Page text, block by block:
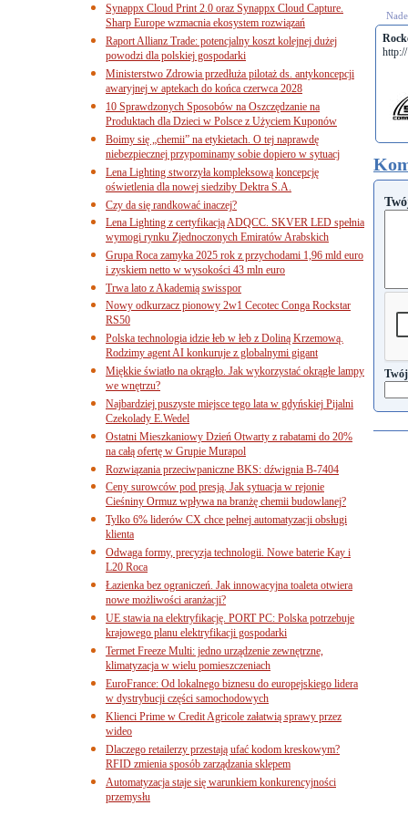
http://
Synappx Cloud Print 2.0 oraz Synappx Cloud Capture.
Sharp Europe wzmacnia ekosystem rozwiązań
Raport Allianz Trade: potencjalny koszt kolejnej dużej
powodzi dla polskiej gospodarki
Ministerstwo Zdrowia przedłuża pilotaż ds. antykoncepcji
awaryjnej w aptekach do końca czerwca 2028
10 Sprawdzonych Sposobów na Oszczędzanie na
Produktach dla Dzieci w Polsce z Użyciem Kuponów
Boimy się „chemii” na etykietach. O tej naprawdę
niebezpiecznej przypominamy sobie dopiero w sytuacj
Lena Lighting stworzyła kompleksową koncepcję
oświetlenia dla nowej siedziby Dektra S.A.
Czy da się randkować inaczej?
Lena Lighting z certyfikacją ADQCC. SKVER LED spełnia
wymogi rynku Zjednoczonych Emiratów Arabskich
Grupa Roca zamyka 2025 rok z przychodami 1,96 mld euro
i zyskiem netto w wysokości 43 mln euro
Trwa lato z Akademią swisspor
Nowy odkurzacz pionowy 2w1 Cecotec Conga Rockstar
RS50
Polska technologia idzie łeb w łeb z Doliną Krzemową.
Rodzimy agent AI konkuruje z globalnymi gigant
Miękkie światło na okrągło. Jak wykorzystać okrągłe lampy
we wnętrzu?
Najbardziej puszyste miejsce tego lata w gdyńskiej Pijalni
Czekolady E.Wedel
Ostatni Mieszkaniowy Dzień Otwarty z rabatami do 20%
na całą ofertę w Grupie Murapol
Rozwiązania przeciwpaniczne BKS: dźwignia B-7404
Ceny surowców pod presją. Jak sytuacja w rejonie
Cieśniny Ormuz wpływa na branżę chemii budowlanej?
Tylko 6% liderów CX chce pełnej automatyzacji obsługi
klienta
Odwaga formy, precyzja technologii. Nowe baterie Kay i
L20 Roca
Łazienka bez ograniczeń. Jak innowacyjna toaleta otwiera
nowe możliwości aranżacji?
UE stawia na elektryfikację. PORT PC: Polska potrzebuje
krajowego planu elektryfikacji gospodarki
Termet Freeze Multi: jedno urządzenie zewnętrzne,
klimatyzacja w wielu pomieszczeniach
EuroFrance: Od lokalnego biznesu do europejskiego lidera
w dystrybucji części samochodowych
Klienci Prime w Credit Agricole załatwią sprawy przez
wideo
Dlaczego retailerzy przestają ufać kodom kreskowym?
RFID zmienia sposób zarządzania sklepem
Automatyzacja staje się warunkiem konkurencyjności
przemysłu